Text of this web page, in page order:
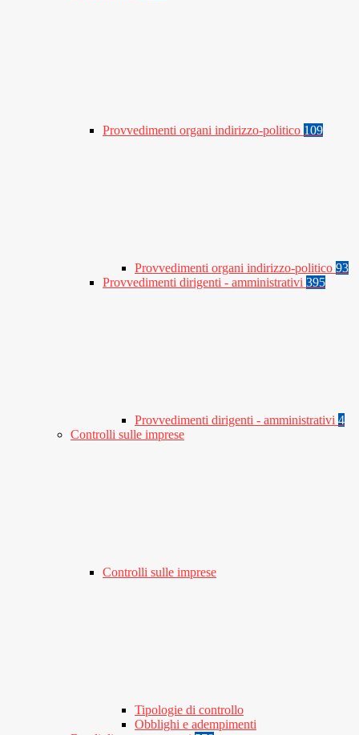
Provvedimenti organi indirizzo-politico 109
Provvedimenti organi indirizzo-politico 93
Provvedimenti dirigenti - amministrativi 395
Provvedimenti dirigenti - amministrativi 4
Controlli sulle imprese
Controlli sulle imprese
Tipologie di controllo
Obblighi e adempimenti